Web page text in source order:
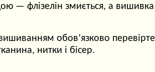
— флізелін змиється, а вишивка
обов’язково
нитки і бісер.